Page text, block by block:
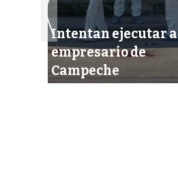
Intentan ejecutar a
empresario de
Campeche